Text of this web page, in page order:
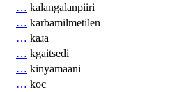
… kalangalanpiiri
… karbamilmetilen
… kaɹa
… kgaitsedi
… kinyamaani
… koc